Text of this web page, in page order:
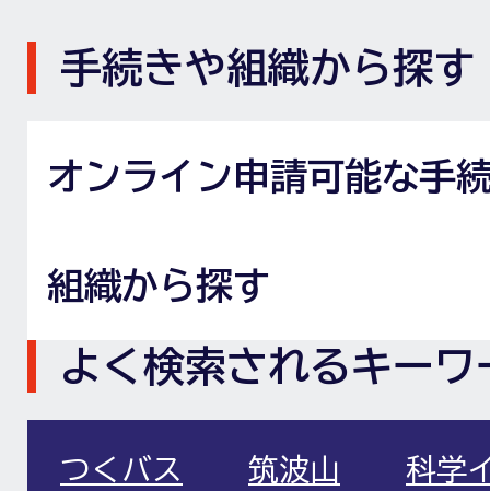
手続きや組織から探す
オンライン申請可能な手
組織から探す
よく検索されるキーワ
つくバス 筑波山 科学